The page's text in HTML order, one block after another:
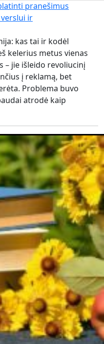
pranešimus
ir
kas tai ir kodėl
kelerius metus vienas
– jie išleido revoliucinį
į reklamą, bet
Problema buvo
atrodė kaip